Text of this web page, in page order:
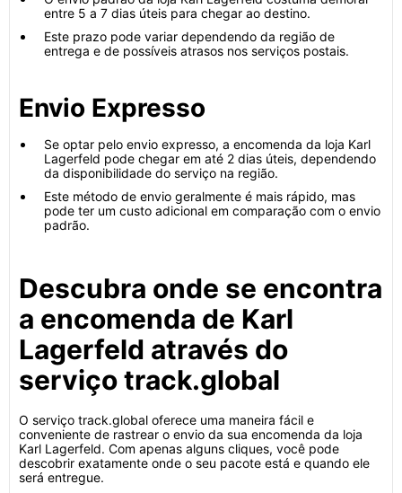
entre 5 a 7 dias úteis para chegar ao destino.
Este prazo pode variar dependendo da região de
entrega e de possíveis atrasos nos serviços postais.
Envio Expresso
Se optar pelo envio expresso, a encomenda da loja Karl
Lagerfeld pode chegar em até 2 dias úteis, dependendo
da disponibilidade do serviço na região.
Este método de envio geralmente é mais rápido, mas
pode ter um custo adicional em comparação com o envio
padrão.
Descubra onde se encontra
a encomenda de Karl
Lagerfeld através do
serviço track.global
O serviço track.global oferece uma maneira fácil e
conveniente de rastrear o envio da sua encomenda da loja
Karl Lagerfeld. Com apenas alguns cliques, você pode
descobrir exatamente onde o seu pacote está e quando ele
será entregue.